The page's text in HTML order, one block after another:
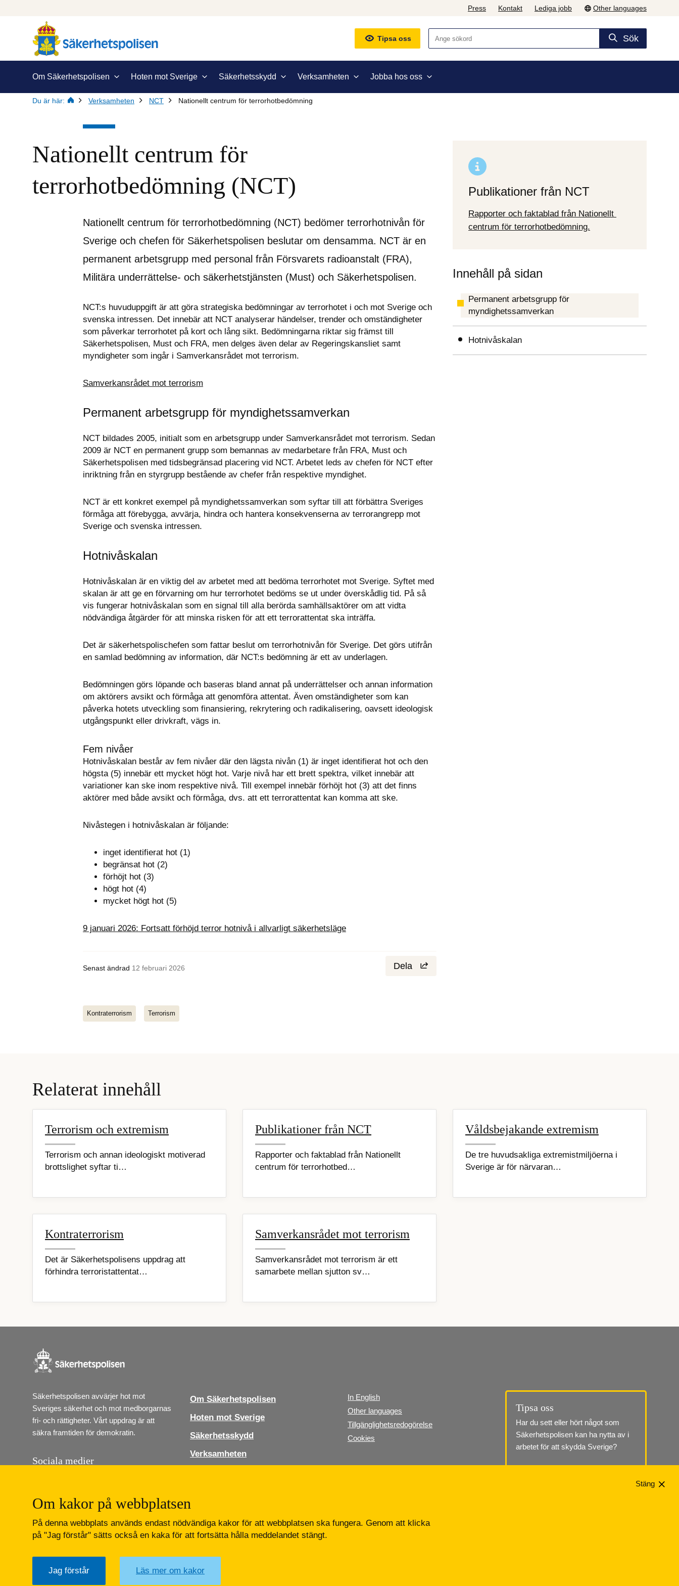
Press Kontakt Lediga jobb Other languages
Tipsa oss Sök
Om Säkerhetspolisen Hoten mot Sverige Säkerhetsskydd Verksamheten Jobba hos oss
Du är här: Verksamheten NCT Nationellt centrum för terrorhotbedömning
Nationellt centrum för
terrorhotbedömning (NCT)
Nationellt centrum för terrorhotbedömning (NCT) bedömer terrorhotnivån för
Sverige och chefen för Säkerhetspolisen beslutar om densamma. NCT är en
permanent arbetsgrupp med personal från Försvarets radioanstalt (FRA),
Militära underrättelse- och säkerhetstjänsten (Must) och Säkerhetspolisen.
NCT:s huvuduppgift är att göra strategiska bedömningar av terrorhotet i och mot Sverige och
svenska intressen. Det innebär att NCT analyserar händelser, trender och omständigheter
som påverkar terrorhotet på kort och lång sikt. Bedömningarna riktar sig främst till
Säkerhetspolisen, Must och FRA, men delges även delar av Regeringskansliet samt
myndigheter som ingår i Samverkansrådet mot terrorism.
Samverkansrådet mot terrorism
Permanent arbetsgrupp för myndighetssamverkan
NCT bildades 2005, initialt som en arbetsgrupp under Samverkansrådet mot terrorism. Sedan
2009 är NCT en permanent grupp som bemannas av medarbetare från FRA, Must och
Säkerhetspolisen med tidsbegränsad placering vid NCT. Arbetet leds av chefen för NCT efter
inriktning från en styrgrupp bestående av chefer från respektive myndighet.
NCT är ett konkret exempel på myndighetssamverkan som syftar till att förbättra Sveriges
förmåga att förebygga, avvärja, hindra och hantera konsekvenserna av terrorangrepp mot
Sverige och svenska intressen.
Hotnivåskalan
Hotnivåskalan är en viktig del av arbetet med att bedöma terrorhotet mot Sverige. Syftet med
skalan är att ge en förvarning om hur terrorhotet bedöms se ut under överskådlig tid. På så
vis fungerar hotnivåskalan som en signal till alla berörda samhällsaktörer om att vidta
nödvändiga åtgärder för att minska risken för att ett terrorattentat ska inträffa.
Det är säkerhetspolischefen som fattar beslut om terrorhotnivån för Sverige. Det görs utifrån
en samlad bedömning av information, där NCT:s bedömning är ett av underlagen.
Bedömningen görs löpande och baseras bland annat på underrättelser och annan information
om aktörers avsikt och förmåga att genomföra attentat. Även omständigheter som kan
påverka hotets utveckling som finansiering, rekrytering och radikalisering, oavsett ideologisk
utgångspunkt eller drivkraft, vägs in.
Fem nivåer
Hotnivåskalan består av fem nivåer där den lägsta nivån (1) är inget identifierat hot och den
högsta (5) innebär ett mycket högt hot. Varje nivå har ett brett spektra, vilket innebär att
variationer kan ske inom respektive nivå. Till exempel innebär förhöjt hot (3) att det finns
aktörer med både avsikt och förmåga, dvs. att ett terrorattentat kan komma att ske.
Nivåstegen i hotnivåskalan är följande:
inget identifierat hot (1)
begränsat hot (2)
förhöjt hot (3)
högt hot (4)
mycket högt hot (5)
9 januari 2026: Fortsatt förhöjd terror hotnivå i allvarligt säkerhetsläge
Senast ändrad 12 februari 2026
Kontraterrorism Terrorism
Dela
Publikationer från NCT
Rapporter och faktablad från Nationellt
centrum för terrorhotbedömning.
Innehåll på sidan
Permanent arbetsgrupp för
myndighetssamverkan
Hotnivåskalan
Relaterat innehåll
Terrorism och extremism
Terrorism och annan ideologiskt motiverad
brottslighet syftar ti…
Publikationer från NCT
Rapporter och faktablad från Nationellt
centrum för terrorhotbed…
Våldsbejakande extremism
De tre huvudsakliga extremistmiljöerna i
Sverige är för närvaran…
Kontraterrorism
Det är Säkerhetspolisens uppdrag att
förhindra terroristattentat…
Samverkansrådet mot terrorism
Samverkansrådet mot terrorism är ett
samarbete mellan sjutton sv…
Säkerhetspolisen avvärjer hot mot
Sveriges säkerhet och mot medborgarnas
fri- och rättigheter. Vårt uppdrag är att
säkra framtiden för demokratin.
Sociala medier
Instagram LinkedIn Youtube
Om Säkerhetspolisen
Hoten mot Sverige
Säkerhetsskydd
Verksamheten
In English
Other languages
Tillgänglighetsredogörelse
Cookies
Tipsa oss
Har du sett eller hört något som
Säkerhetspolisen kan ha nytta av i
arbetet för att skydda Sverige?
Säkerhetspolisen
Om kakor på webbplatsen
På denna webbplats används endast nödvändiga kakor för att webbplatsen ska fungera. Genom att klicka
på "Jag förstår" sätts också en kaka för att fortsätta hålla meddelandet stängt.
Jag förstår Läs mer om kakor
Stäng